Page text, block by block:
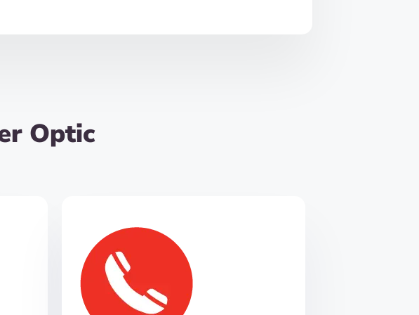
Optic